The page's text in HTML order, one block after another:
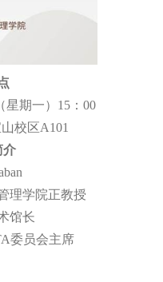
星期一） 15 ： 00
校区A101
介
理学院正教授
馆长
委员会主席